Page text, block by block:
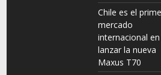
Chile es el
mercado
internacional en
lanzar la nueva
Maxus T70